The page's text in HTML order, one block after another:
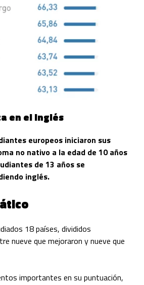
en el inglés
europeos iniciaron sus
no nativo a la edad de 10 años
de 13 años se
inglés.
18 países, divididos
nueve que mejoraron y nueve que
importantes en su puntuación,